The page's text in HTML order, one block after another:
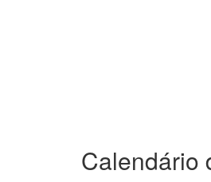
Calendário